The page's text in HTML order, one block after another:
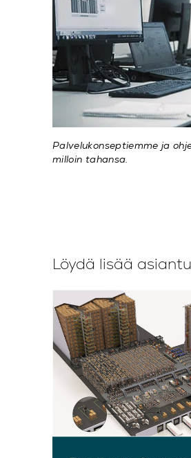
Palvelukonseptiemme ja
milloin tahansa.
Löydä lisää